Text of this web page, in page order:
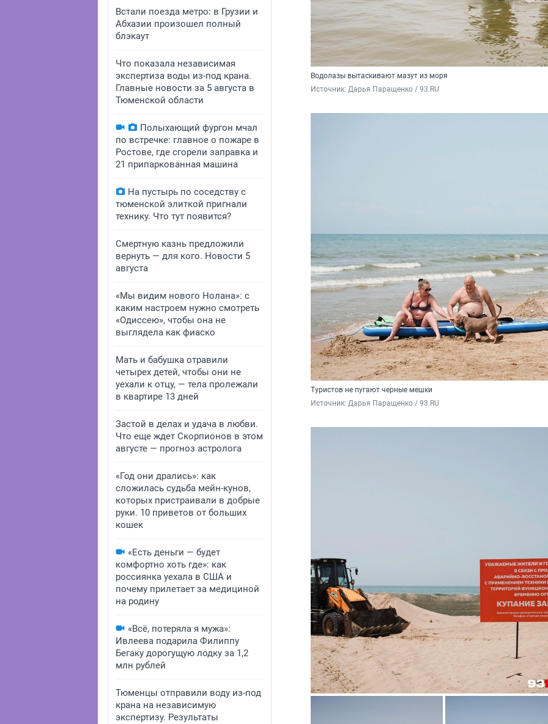
Встали поезда метро: в Грузии и
Абхазии произошел полный
блэкаут
Что показала независимая
экспертиза воды из-под крана.
Главные новости за 5 августа в
Тюменской области
Полыхающий фургон мчал
по встречке: главное о пожаре в
Ростове, где сгорели заправка и
21 припаркованная машина
На пустырь по соседству с
тюменской элиткой пригнали
технику. Что тут появится?
Смертную казнь предложили
вернуть — для кого. Новости 5
августа
«Мы видим нового Нолана»: с
каким настроем нужно смотреть
«Одиссею», чтобы она не
выглядела как фиаско
Мать и бабушка отравили
четырех детей, чтобы они не
уехали к отцу, — тела пролежали
в квартире 13 дней
Застой в делах и удача в любви.
Что еще ждет Скорпионов в этом
августе — прогноз астролога
«Год они дрались»: как
сложилась судьба мейн-кунов,
которых пристраивали в добрые
руки. 10 приветов от больших
кошек
«Есть деньги — будет
комфортно хоть где»: как
россиянка уехала в США и
почему прилетает за медициной
на родину
«Всё, потеряла я мужа»:
Ивлеева подарила Филиппу
Бегаку дорогущую лодку за 1,2
млн рублей
Тюменцы отправили воду из-под
крана на независимую
экспертизу. Результаты
Водолазы вытаскивают мазут из моря
Источник: Дарья Паращенко / 93.RU
Туристов не пугают черные мешки
Источник: Дарья Паращенко / 93.RU